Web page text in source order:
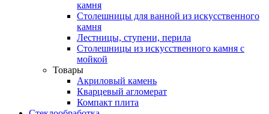
камня
Столешницы для ванной из искусственного
камня
Лестницы, ступени, перила
Столешницы из искусственного камня с
мойкой
Товары
Акриловый камень
Кварцевый агломерат
Компакт плита